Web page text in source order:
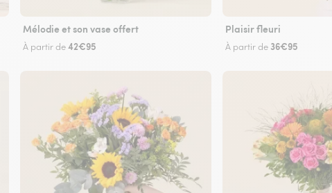
Mélodie et son vase offert
À partir de42€95
Plaisir fleuri
À partir de 36€95